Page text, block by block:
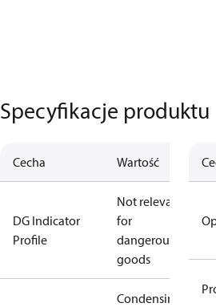
Specyfikacje produktu
Cecha Wartość
DG Indicator
Profile
Not relevant
for
dangerous
goods
Condensing